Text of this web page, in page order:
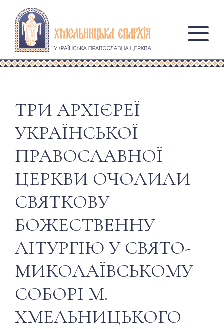
ТРИ АРХІЄРЕЇ
УКРАЇНСЬКОЇ
ПРАВОСЛАВНОЇ
ЦЕРКВИ ОЧОЛИЛИ
СВЯТКОВУ
БОЖЕСТВЕННУ
ЛІТУРГІЮ У СВЯТО-
МИКОЛАЇВСЬКОМУ
СОБОРІ М.
ХМЕЛЬНИЦЬКОГО